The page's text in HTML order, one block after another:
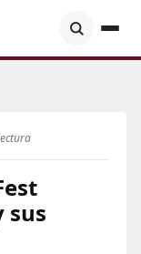
sus